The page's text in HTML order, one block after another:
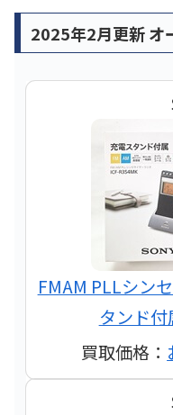
2025年2月更新 オ
FMAM PLLシン
タンド
買取価格：